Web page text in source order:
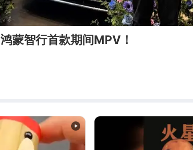
科技车皇 智界V9 鸿蒙智行首款期间MPV！